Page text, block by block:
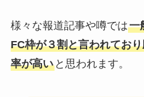
様々な報道記事や噂では一
FC枠が３割と言われてお
率が高いと思われます。